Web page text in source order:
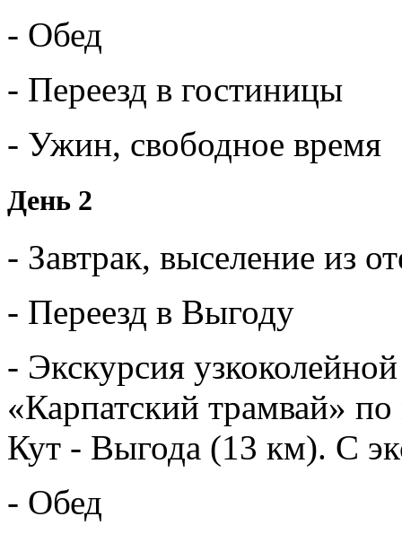
- Обед
- Переезд в гостиницы
- Ужин, свободное время
День 2
- Завтрак, выселение из
- Переезд в Выгоду
- Экскурсия
«Карпатский трамвай»
Кут - Выгода (13 км). С
- Обед